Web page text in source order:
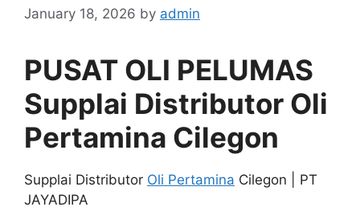
January 18, 2026 by admin
PUSAT OLI PELUMAS
Supplai Distributor Oli
Pertamina Cilegon
Supplai Distributor Oli Pertamina Cilegon | PT
JAYADIPA